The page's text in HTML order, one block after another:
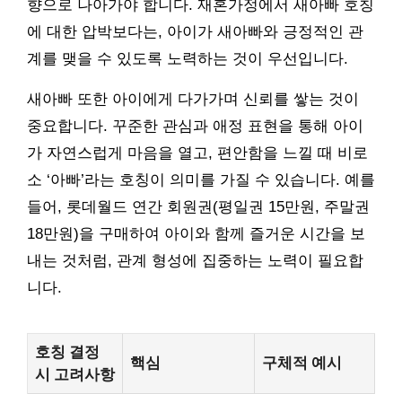
향으로 나아가야 합니다. 재혼가정에서 새아빠 호칭
에 대한 압박보다는, 아이가 새아빠와 긍정적인 관
계를 맺을 수 있도록 노력하는 것이 우선입니다.
새아빠 또한 아이에게 다가가며 신뢰를 쌓는 것이
중요합니다. 꾸준한 관심과 애정 표현을 통해 아이
가 자연스럽게 마음을 열고, 편안함을 느낄 때 비로
소 ‘아빠’라는 호칭이 의미를 가질 수 있습니다. 예를
들어, 롯데월드 연간 회원권(평일권 15만원, 주말권
18만원)을 구매하여 아이와 함께 즐거운 시간을 보
내는 것처럼, 관계 형성에 집중하는 노력이 필요합
니다.
호칭 결정
시 고려사항
핵심 구체적 예시